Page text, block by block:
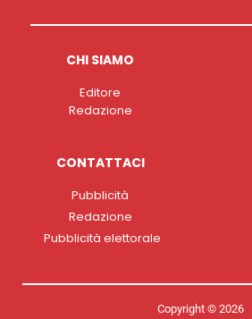
CHI SIAMO
Editore
Redazione
CONTATTACI
Pubblicità
Redazione
Pubblicità elettorale
Copyright © 2026